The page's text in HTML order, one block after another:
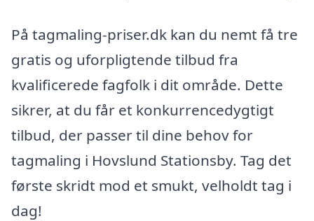
På tagmaling-priser.dk kan du nemt få tre
gratis og uforpligtende tilbud fra
kvalificerede fagfolk i dit område. Dette
sikrer, at du får et konkurrencedygtigt
tilbud, der passer til dine behov for
tagmaling i Hovslund Stationsby. Tag det
første skridt mod et smukt, velholdt tag i
dag!